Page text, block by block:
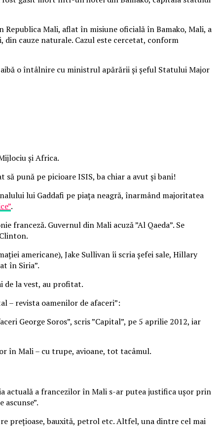
Mali, aflat în misiune oficială în Bamako, Mali, a
cauze naturale. Cazul este cercetat, conform
o întâlnire cu ministrul apărării și șeful Statului Major
și Africa.
pună pe picioare ISIS, ba chiar a avut și bani!
lui Gaddafi pe piața neagră, înarmând majoritatea
.
Guvernul din Mali acuză ”Al Qaeda”. Se
americane), Jake Sullivan îi scria șefei sale, Hillary
în Siria”.
de la vest, au profitat.
– revista oamenilor de afaceri”:
George Soros”, scris ”Capital”, pe 5 aprilie 2012, iar
în Mali – cu trupe, avioane, tot tacâmul.
actuală a francezilor în Mali s-ar putea justifica ușor prin
prețioase, bauxită, petrol etc. Altfel, una dintre cel mai